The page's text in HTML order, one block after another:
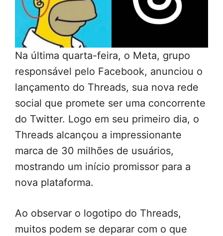
Na última quarta-feira, o Meta, grupo
responsável pelo Facebook, anunciou o
lançamento do Threads, sua nova rede
social que promete ser uma concorrente
do Twitter. Logo em seu primeiro dia, o
Threads alcançou a impressionante
marca de 30 milhões de usuários,
mostrando um início promissor para a
nova plataforma.
Ao observar o logotipo do Threads,
muitos podem se deparar com o que